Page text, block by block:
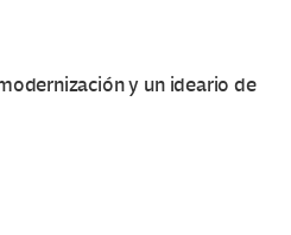
y un ideario de